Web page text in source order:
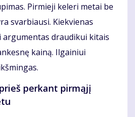
Pirmieji keleri metai be
svarbiausi. Kiekvienas
argumentas draudikui kitais
kainą. Ilgainiui
perkant pirmąjį